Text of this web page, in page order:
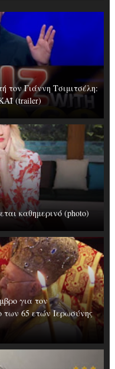
τον Γιάννη Τσιμιτσέλη:
(trailer)
καθημερινό (photo)
για τον
των 65 ετών Ιερωσύνης